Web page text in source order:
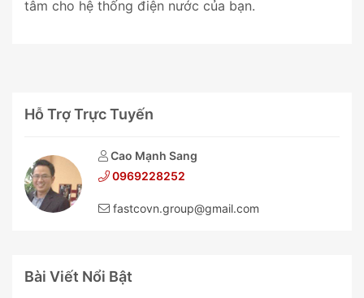
tâm cho hệ thống điện nước của bạn.
Hỗ Trợ Trực Tuyến
Cao Mạnh Sang
0969228252
fastcovn.group@gmail.com
Bài Viết Nổi Bật